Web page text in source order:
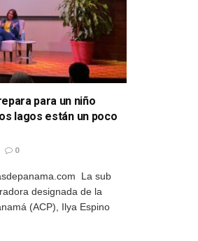
para un niño
lagos están un poco
0
La sub
designada de la
(ACP), Ilya Espino